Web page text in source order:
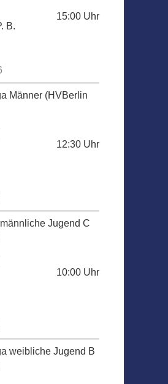
B.
15:00 Uhr
Männer (HVBerlin
12:30 Uhr
Jugend C
10:00 Uhr
weibliche Jugend B